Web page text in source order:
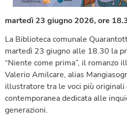
martedì 23 giugno 2026, ore
La Biblioteca comunale
martedì 23 giugno alle 18.30 la
“Niente come prima”, il romanzo
Valerio Amilcare, alias
illustratore tra le voci più originali
contemporanea dedicata alle
generazioni.